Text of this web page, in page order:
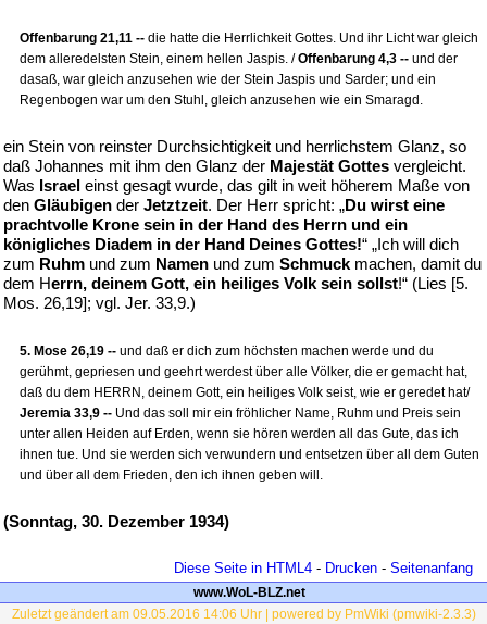
Offenbarung 21,11 -- die hatte die Herrlichkeit Gottes. Und ihr Licht war gleich
dem alleredelsten Stein, einem hellen Jaspis. /Offenbarung 4,3 -- und der
dasaß, war gleich anzusehen wie der Stein Jaspis und Sarder; und ein
Regenbogen war um den Stuhl, gleich anzusehen wie ein Smaragd.
ein Stein von reinster Durchsichtigkeit und herrlichstem Glanz, so
daß Johannes mit ihm den Glanz der Majestät Gottes vergleicht.
Was Israel einst gesagt wurde, das gilt in weit höherem Maße von
den Gläubigen der Jetztzeit. Der Herr spricht: „Du wirst eine
prachtvolle Krone sein in der Hand des Herrn und ein
königliches Diadem in der Hand Deines Gottes!“ „Ich will dich
zum Ruhm und zum Namen und zum Schmuck machen, damit du
dem Herrn, deinem Gott, ein heiliges Volk sein sollst!“ (Lies [5.
Mos. 26,19]; vgl. Jer. 33,9.)
5. Mose 26,19 -- und daß er dich zum höchsten machen werde und du
gerühmt, gepriesen und geehrt werdest über alle Völker, die er gemacht hat,
daß du dem HERRN, deinem Gott, ein heiliges Volk seist, wie er geredet hat/
Jeremia 33,9 -- Und das soll mir ein fröhlicher Name, Ruhm und Preis sein
unter allen Heiden auf Erden, wenn sie hören werden all das Gute, das ich
ihnen tue. Und sie werden sich verwundern und entsetzen über all dem Guten
und über all dem Frieden, den ich ihnen geben will.
(Sonntag, 30. Dezember 1934)
Diese Seite in HTML4 - Drucken - Seitenanfang
www.WoL-BLZ.net
Zuletzt geändert am 09.05.2016 14:06 Uhr | powered by PmWiki (pmwiki-2.3.3)